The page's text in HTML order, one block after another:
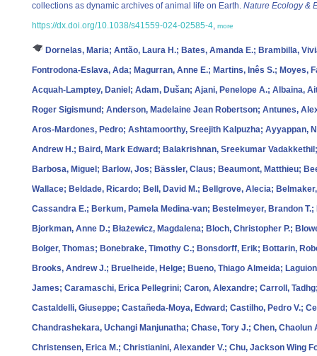
collections as dynamic archives of animal life on Earth. Nature Ecology &
https://dx.doi.org/10.1038/s41559-024-02585-4, more
Dornelas, Maria; Antão, Laura H.; Bates, Amanda E.; Brambilla,
Fontrodona‐Eslava, Ada; Magurran, Anne E.; Martins, Inês S.; Moyes,
Acquah‐Lamptey, Daniel; Adam, Dušan; Ajani, Penelope A.; Albaina,
Roger Sigismund; Anderson, Madelaine Jean Robertson; Antunes,
Aros‐Mardones, Pedro; Ashtamoorthy, Sreejith Kalpuzha; Ayyappan,
Andrew H.; Baird, Mark Edward; Balakrishnan, Sreekumar
Barbosa, Miguel; Barlow, Jos; Bässler, Claus; Beaumont, Matthieu;
Wallace; Beldade, Ricardo; Bell, David M.; Bellgrove, Alecia;
Cassandra E.; Berkum, Pamela Medina‐van; Bestelmeyer, Brandon
Bjorkman, Anne D.; Błażewicz, Magdalena; Bloch, Christopher P.;
Bolger, Thomas; Bonebrake, Timothy C.; Bonsdorff, Erik; Bottarin,
Brooks, Andrew J.; Bruelheide, Helge; Bueno, Thiago Almeida;
James; Caramaschi, Erica Pellegrini; Caron, Alexandre; Carroll,
Castaldelli, Giuseppe; Castañeda‐Moya, Edward; Castilho, Pedro V.;
Chandrashekara, Uchangi Manjunatha; Chase, Tory J.; Chen,
Christensen, Erica M.; Christianini, Alexander V.; Chu, Jackson Wing